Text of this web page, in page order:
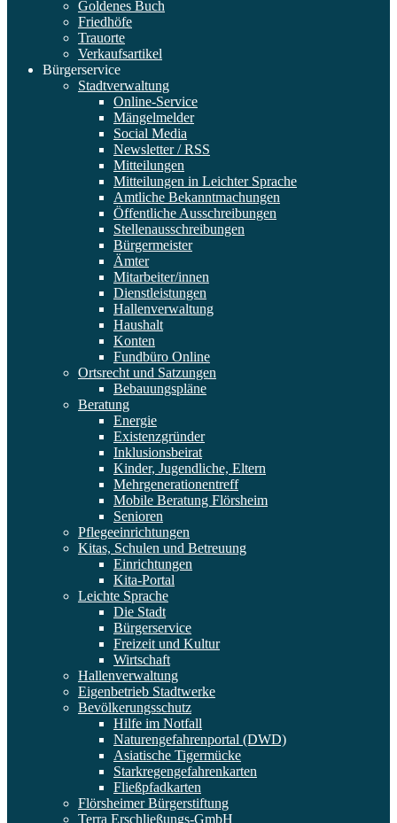
Goldenes Buch
Friedhöfe
Trauorte
Verkaufsartikel
Bürgerservice
Stadtverwaltung
Online-Service
Mängelmelder
Social Media
Newsletter / RSS
Mitteilungen
Mitteilungen in Leichter Sprache
Amtliche Bekanntmachungen
Öffentliche Ausschreibungen
Stellenausschreibungen
Bürgermeister
Ämter
Mitarbeiter/innen
Dienstleistungen
Hallenverwaltung
Haushalt
Konten
Fundbüro Online
Ortsrecht und Satzungen
Bebauungspläne
Beratung
Energie
Existenzgründer
Inklusionsbeirat
Kinder, Jugendliche, Eltern
Mehrgenerationentreff
Mobile Beratung Flörsheim
Senioren
Pflegeeinrichtungen
Kitas, Schulen und Betreuung
Einrichtungen
Kita-Portal
Leichte Sprache
Die Stadt
Bürgerservice
Freizeit und Kultur
Wirtschaft
Hallenverwaltung
Eigenbetrieb Stadtwerke
Bevölkerungsschutz
Hilfe im Notfall
Naturengefahrenportal (DWD)
Asiatische Tigermücke
Starkregengefahrenkarten
Fließpfadkarten
Flörsheimer Bürgerstiftung
Terra Erschließungs-GmbH